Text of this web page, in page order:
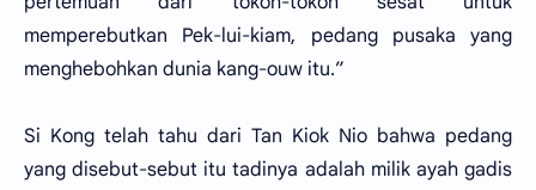
memperebutkan Pek-lui-kiam, pedang pusaka yang
menghebohkan dunia kang-ouw itu.”
Si Kong telah tahu dari Tan Kiok Nio bahwa pedang
yang disebut-sebut itu tadinya adalah milik ayah gadis